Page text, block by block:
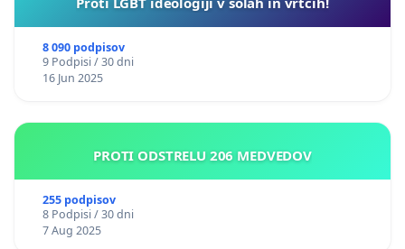
8 090 podpisov
9 Podpisi / 30 dni
16 Jun 2025
PROTI ODSTRELU 206 MEDVEDOV
255 podpisov
8 Podpisi / 30 dni
7 Aug 2025